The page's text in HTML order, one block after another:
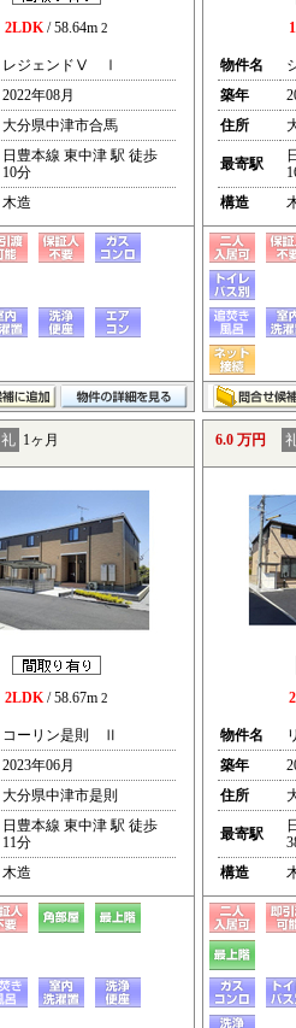
2LDK/ 58.64m 2
レジェンドⅤ Ⅰ
2022年08月
大分県中津市合馬
日豊本線 東中津 駅 徒歩
10分
木造
物件名
築年
住所
最寄駅
構造
礼 1ヶ月
2LDK/ 58.67m 2
コーリン是則 Ⅱ
2023年06月
大分県中津市是則
日豊本線 東中津 駅 徒歩
11分
木造
6.0 万円
物件名
築年
住所
最寄駅
構造